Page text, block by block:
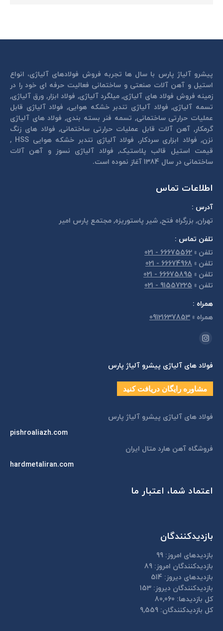
پیشرو آلیاژ پارس با سال ها تجربه فروش فولادهای آلیاژی، انواع
استیل و آهن آلات صنعتی و ساختمانی فعالیت حرفه ای خود را در
زمینه فروش فولاد های آلیاژی, میلگرد آلیاژی, فولاد ابزار, ورق آلیاژی,
تسمه آلیاژی, فولاد آلیاژی تندبر خشكه هوايی, فولاد آلیاژی قابل
عمليات حرارتی ساختمانی, تسمه فنر بسته بندی, فولاد های آلیاژی
گرمكار, آهن آلات قابل عمليات حرارتی ساختمانی, فولاد های زنگ
نزن, فولاد ابزاری سردكار, فولاد آلیاژی تندبر خشكه هوايی HSS ,
قیمت استیل قالب پلاستيک, فولاد آلیاژی نسوز و آهن آلات
ساختمانی در سال 1384 آغاز نموده است.
اطلاعات تماس
آدرس :
تهران, بزرگراه فتح, شير پاستوريزه, مجتمع پارس امير
تلفن تماس :
تلفن »
66675562 - 021
تلفن »
66674968 - 021
تلفن »
66675895 - 021
تلفن »
91557225 - 021
همراه :
همراه »
09121637853
مارا در اینجا پیدا کنید:
اینستاگرام
opens
in
new
فولاد های آلیاژی پیشرو آلیاژ پارس
مشاوره رایگان دریافت کنید
فولاد های آلیاژی پیشرو آلیاژ پارس
pishroaliazh.com
فروشگاه آهن هارد متال ایران
hardmetaliran.com
اعتماد شما، اعتبار ما
بازدیدکنندگان
بازدیدهای امروز: 99
بازدیدکنندگان امروز: 89
بازدیدهای دیروز: 514
بازدیدکنندگان دیروز: 153
کل بازدیدها: 80,060
کل بازدیدکنند‌گان: 9,559